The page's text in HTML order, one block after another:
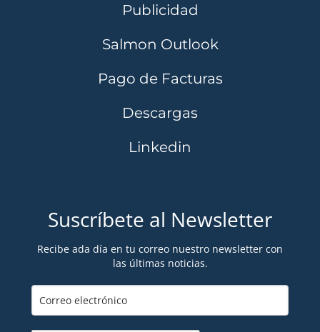
Publicidad
Salmon Outlook
Pago de Facturas
Descargas
Linkedin
Suscríbete al Newsletter
Recibe ada día en tu correo nuestro newsletter con
las últimas noticias.